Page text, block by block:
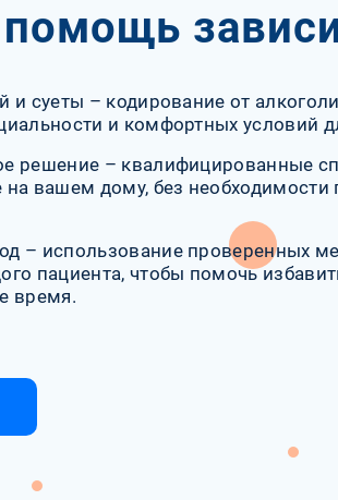
помощь
и суеты – кодирование от
и комфортных условий
решение – квалифицированные
на вашем дому, без необходимости
– использование проверенных
пациента, чтобы помочь
время.